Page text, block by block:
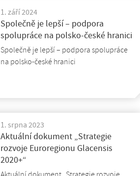
1. září 2024
Společně je lepší – podpora
spolupráce na polsko-české hranici
Společně je lepší – podpora spolupráce
na polsko-české hranici
1. srpna 2023
Aktuální dokument „Strategie
rozvoje Euroregionu Glacensis
2020+“